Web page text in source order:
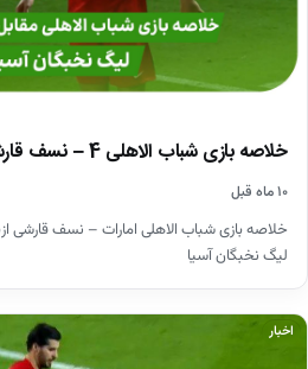
خلاصه بازی شباب الاهلی 4 – نسف قارشی 1 ( لیگ نخبگان…
۱۰ ماه قبل
خلاصه بازی شباب الاهلی امارات – نسف قارشی
لیگ نخبگان آسیا
اخبار